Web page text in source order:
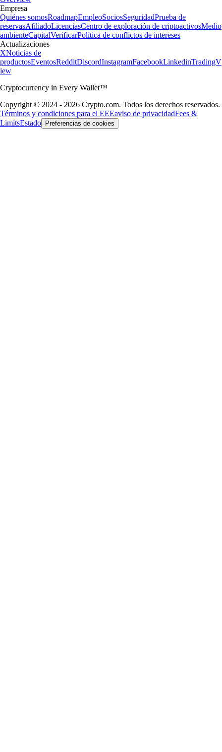
Empresa
Quiénes somosRoadmapEmpleoSociosSeguridadPrueba de
reservasAfiliadoLicenciasCentro de exploración de criptoactivosMedio
ambienteCapitalVerificarPolítica de conflictos de intereses
Actualizaciones
XNoticias de
productosEventosRedditDiscordInstagramFacebookLinkedinTradingV
iew
Cryptocurrency in Every Wallet™
Copyright © 2024 - 2026 Crypto.com. Todos los derechos reservados.
Términos y condiciones para el EEEaviso de privacidadFees &
LimitsEstado Preferencias de cookies